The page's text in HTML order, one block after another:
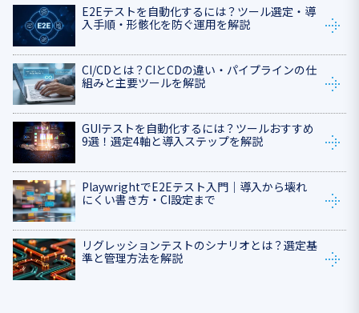
E2Eテストを自動化するには？ツール選定・導
入手順・形骸化を防ぐ運用を解説
CI/CDとは？CIとCDの違い・パイプラインの仕
組みと主要ツールを解説
GUIテストを自動化するには？ツールおすすめ
9選！選定4軸と導入ステップを解説
PlaywrightでE2Eテスト入門｜導入から壊れ
にくい書き方・CI設定まで
リグレッションテストのシナリオとは？選定基
準と管理方法を解説